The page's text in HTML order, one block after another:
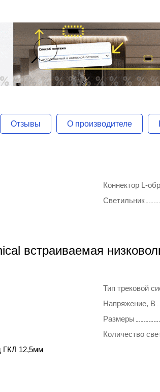
Отзывы О производителе
Коннектор L-
Светильник
встраиваемая
Тип трековой
Напряжение, В
Размеры
Количество
ГКЛ 12,5мм